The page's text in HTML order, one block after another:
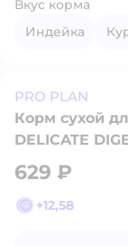
Вкус корма
индейка
PRO PLAN
Корм сухой
DELICATE
629 ₽
+12,58